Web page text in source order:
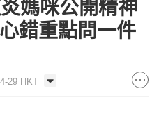
媽咪公開精神
錯重點問一件
29 HKT